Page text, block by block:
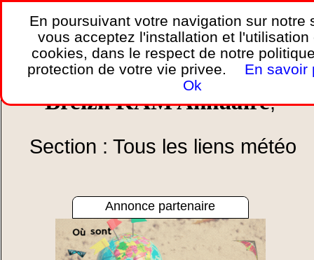
Accueil»Météo»Tous les liens météopage 1/1.
Breizh KAM Annuaire,
Section : Tous les liens météo
Annonce partenaire
En poursuivant votre navigation sur notre
vous acceptez l'installation et l'utilisation
cookies, dans le respect de notre
protection de votre vie privee.
En savoir
Ok